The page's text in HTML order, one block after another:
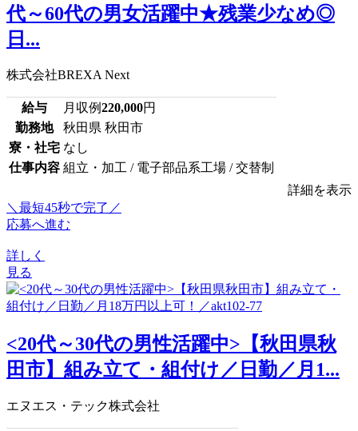
代～60代の男女活躍中★残業少なめ◎
日...
株式会社BREXA Next
給与 月収例220,000円
勤務地
秋田県 秋田市
寮・社宅 なし
仕事内容 組立・加工 / 電子部品系工場 / 交替制
詳細を表示
＼最短45秒で完了／
応募へ進む
詳しく
見る
<20代～30代の男性活躍中>【秋田県秋
田市】組み立て・組付け／日勤／月1...
エヌエス・テック株式会社